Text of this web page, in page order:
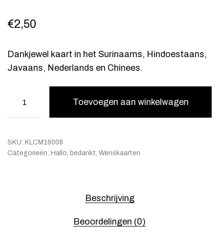
€2,50
Dankjewel kaart in het Surinaams, Hindoestaans,
Javaans, Nederlands en Chinees.
Toevoegen aan winkelwagen
SKU: KLCM16008
Categorieën: Hallo, bedankt, Wenskaarten
Beschrijving
Beoordelingen (0)